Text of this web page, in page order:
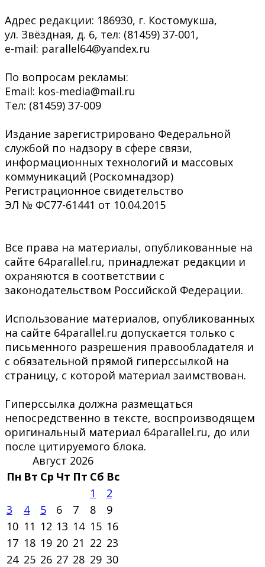
Адрес редакции: 186930, г. Костомукша,
ул. Звёздная, д. 6, тел: (81459) 37-001,
e-mail: parallel64@yandex.ru
По вопросам рекламы:
Email: kos-media@mail.ru
Тел: (81459) 37-009
Издание зарегистрировано Федеральной
службой по надзору в сфере связи,
информационных технологий и массовых
коммуникаций (Роскомнадзор)
Регистрационное свидетельство
ЭЛ № ФС77-61441 от 10.04.2015
Все права на материалы, опубликованные на
сайте 64parallel.ru, принадлежат редакции и
охраняются в соответствии с
законодательством Российской Федерации.
Использование материалов, опубликованных
на сайте 64parallel.ru допускается только с
письменного разрешения правообладателя и
с обязательной прямой гиперссылкой на
страницу, с которой материал заимствован.
Гиперссылка должна размещаться
непосредственно в тексте, воспроизводящем
оригинальный материал 64parallel.ru, до или
после цитируемого блока.
Август 2026
Пн Вт Ср Чт Пт Сб Вс
1
2
3
4 5 6 7 8
9
10 11 12 13 14 15 16
17 18 19 20 21 22 23
24 25 26 27 28 29 30